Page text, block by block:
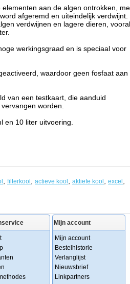
aan de algen ontrokken,
afgeremd en uiteindelijk verdwijnt.
verdwijnen en lagere dieren, vooral
werkingsgraad en is speciaal voor
waardoor geen fosfaat aan
van een testkaart, die aanduid
worden.
en 10 liter uitvoering.
filterkool actieve kool aktiefe kool excel
Mijn account
Mijn account
Bestelhistorie
Verlanglijst
Nieuwsbrief
Linkpartners